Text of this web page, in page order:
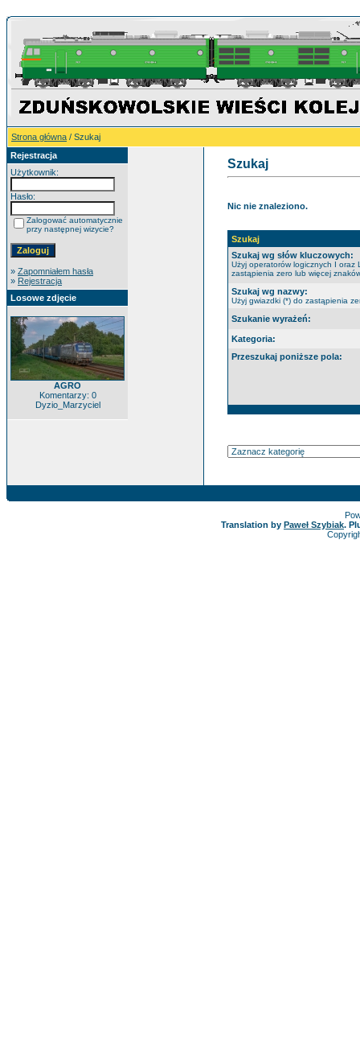
Strona główna / Szukaj
Rejestracja
Użytkownik:
Hasło:
Zalogować automatycznie
przy następnej wizycie?
» Zapomniałem hasła
» Rejestracja
Losowe zdjęcie
AGRO
Komentarzy: 0
Dyzio_Marzyciel
Szukaj
Nic nie znaleziono.
Szukaj
Szukaj wg słów kluczowych:
Użyj operatorów logicznych I oraz
zastąpienia zero lub więcej
Szukaj wg nazwy:
Użyj gwiazdki (*) do zastąpienia
Szukanie wyrażeń:
Kategoria:
Przeszukaj poniższe pola:
Translation by Paweł Szybiak.